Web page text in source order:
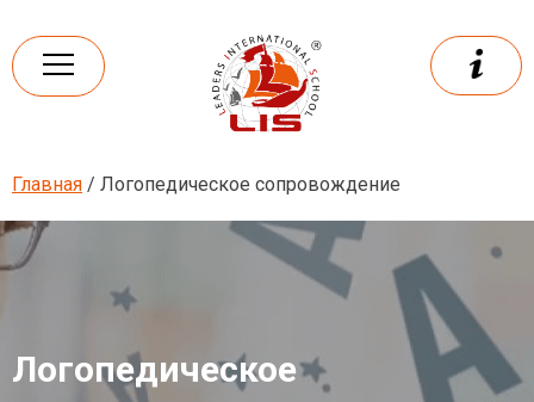
content
Leaders
International school
Главная / Логопедическое сопровождение
Логопедическое